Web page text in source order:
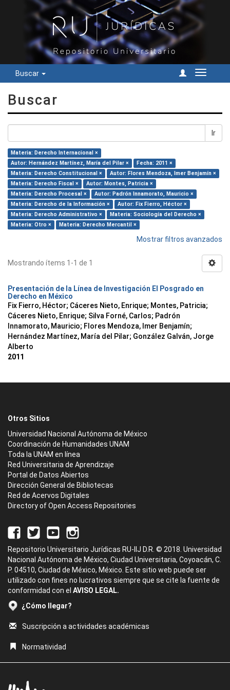
Buscar
Cambiar
Buscar
Ir
Materia: Derecho Internacional ×
Autor: Hernández Martínez, María del Pilar ×
Fecha: 2011 ×
Materia: Derecho Constitucional ×
Autor: Flores Mendoza, Imer Benjamín ×
Materia: Derecho Fiscal ×
Autor: Montes, Patricia ×
Materia: Derecho Procesal ×
Autor: Padrón Innamorato, Mauricio ×
Materia: Derecho de la Información ×
Autor: Fix Fierro, Héctor ×
Materia: Derecho Administrativo ×
Materia: Sociología del Derecho ×
Materia: Otro ×
Materia: Derecho Mercantil ×
Mostrar filtros avanzados
Mostrando ítems 1-1 de 1
Presentación de la Línea de Investigación El Posgrado en
Derecho en México
Fix Fierro, Héctor; Cáceres Nieto, Enrique; Montes, Patricia;
Cáceres Nieto, Enrique; Silva Forné, Carlos; Padrón
Innamorato, Mauricio; Flores Mendoza, Imer Benjamín;
Hernández Martínez, María del Pilar; González Galván, Jorge
Alberto
2011
Otros Sitios
Universidad Nacional Autónoma de México
Coordinación de Humanidades UNAM
Toda la UNAM en línea
Red Universitaria de Aprendizaje
Portal de Datos Abiertos
Dirección General de Bibliotecas
Red de Acervos Digitales
Directory of Open Access Repositories
Repositorio Universitario Jurídicas RU-IIJ D.R. © 2018. Universidad
Nacional Autónoma de México, Ciudad Universitaria, Coyoacán, C.
P. 04510, Ciudad de México, México. Este sitio web puede ser
utilizado con fines no lucrativos siempre que se cite la fuente de
conformidad con el AVISO LEGAL.
¿Cómo llegar?
Suscripción a actividades académicas
Normatividad